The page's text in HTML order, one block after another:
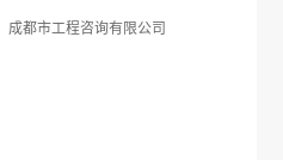
成都市工程咨询有限公司